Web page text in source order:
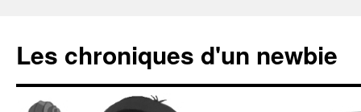
Les chroniques d'un newbie